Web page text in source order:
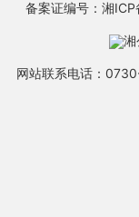
备案证编号：湘
网站联系电话：